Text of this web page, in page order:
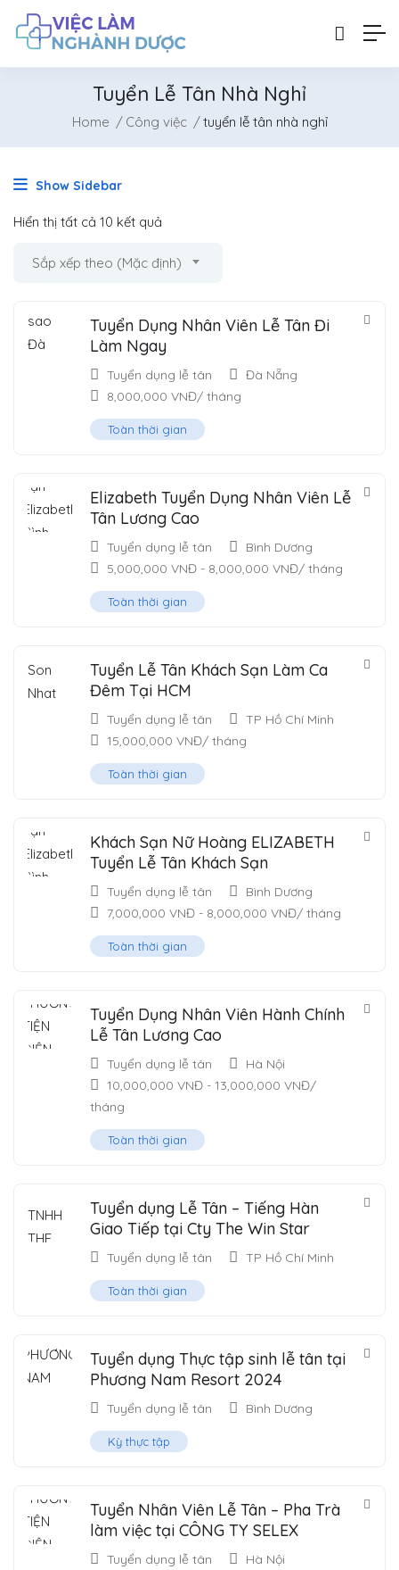
Tuyển Lễ Tân Nhà Nghỉ
Home Công việc tuyển lễ tân nhà nghỉ
Show Sidebar
Hiển thị tất cả 10 kết quả
Sắp xếp theo (Mặc định)
Tuyển Dụng Nhân Viên Lễ Tân Đi
Làm Ngay
Tuyển dụng lễ tân
Đà Nẵng
8,000,000 VNĐ/ tháng
Toàn thời gian
Elizabeth Tuyển Dụng Nhân Viên Lễ
Tân Lương Cao
Tuyển dụng lễ tân
Bình Dương
5,000,000 VNĐ - 8,000,000 VNĐ/ tháng
Toàn thời gian
Tuyển Lễ Tân Khách Sạn Làm Ca
Đêm Tại HCM
Tuyển dụng lễ tân
TP Hồ Chí Minh
15,000,000 VNĐ/ tháng
Toàn thời gian
Khách Sạn Nữ Hoàng ELIZABETH
Tuyển Lễ Tân Khách Sạn
Tuyển dụng lễ tân
Bình Dương
7,000,000 VNĐ - 8,000,000 VNĐ/ tháng
Toàn thời gian
Tuyển Dụng Nhân Viên Hành Chính
Lễ Tân Lương Cao
Tuyển dụng lễ tân
Hà Nội
10,000,000 VNĐ - 13,000,000 VNĐ/
tháng
Toàn thời gian
Tuyển dụng Lễ Tân – Tiếng Hàn
Giao Tiếp tại Cty The Win Star
Tuyển dụng lễ tân TP Hồ Chí Minh
Toàn thời gian
Tuyển dụng Thực tập sinh lễ tân tại
Phương Nam Resort 2024
Tuyển dụng lễ tân Bình Dương
Kỳ thực tập
Tuyển Nhân Viên Lễ Tân – Pha Trà
làm việc tại CÔNG TY SELEX
Tuyển dụng lễ tân Hà Nội